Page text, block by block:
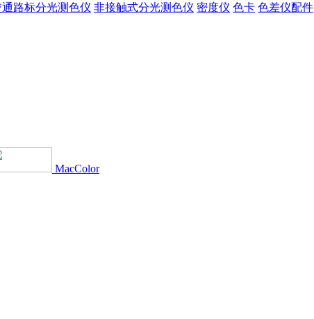
通路标分光测色仪 非接触式分光测色仪 密度仪 色卡 色差仪配件
MacColor